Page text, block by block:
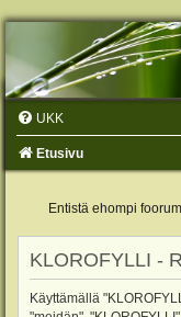
UKK
Etusivu
Entistä ehompi
KLOROFYLLI -
Käyttämällä